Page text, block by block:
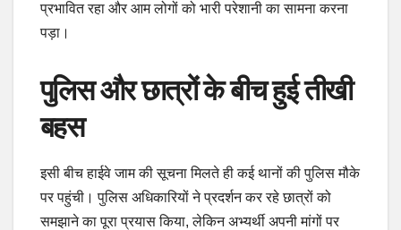
प्रभावित रहा और आम लोगों को भारी परेशानी का सामना करना
पड़ा।
पुलिस और छात्रों के बीच हुई तीखी
बहस
इसी बीच हाईवे जाम की सूचना मिलते ही कई थानों की पुलिस मौके
पर पहुंची। पुलिस अधिकारियों ने प्रदर्शन कर रहे छात्रों को
समझाने का पूरा प्रयास किया, लेकिन अभ्यर्थी अपनी मांगों पर